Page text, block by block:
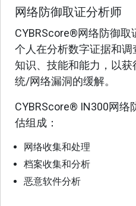
网络防御取证分析师
CYBRScore®网络防御
个人在分析数字证据和
知识、技能和能力，以
统/网络漏洞的缓解。
CYBRScore® IN300网络
估组成：
网络收集和处理
档案收集和分析
恶意软件分析